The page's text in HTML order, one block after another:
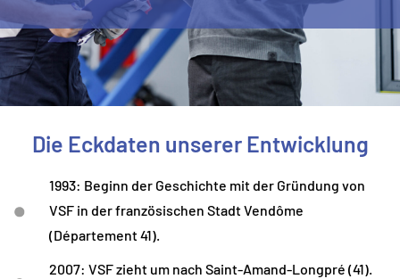
Die Eckdaten unserer Entwicklung
1993: Beginn der Geschichte mit der Gründung von
VSF in der französischen Stadt Vendôme
(Département 41).
2007: VSF zieht um nach Saint-Amand-Longpré (41).